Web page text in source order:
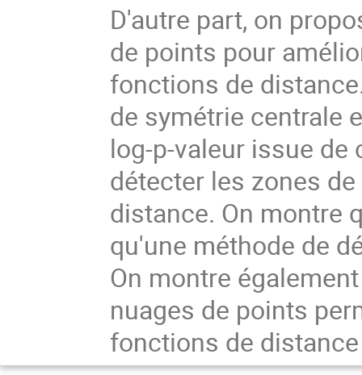
D'autre part, on
de points pour
fonctions de
de symétrie centrale
log-p-valeur issue
détecter les zones
distance. On montre
qu'une méthode de
On montre
nuages de points
fonctions de